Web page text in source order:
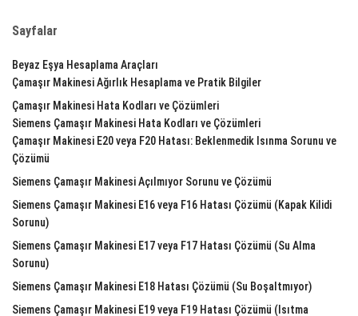
Sayfalar
Beyaz Eşya Hesaplama Araçları
Çamaşır Makinesi Ağırlık Hesaplama ve Pratik Bilgiler
Çamaşır Makinesi Hata Kodları ve Çözümleri
Siemens Çamaşır Makinesi Hata Kodları ve Çözümleri
Çamaşır Makinesi E20 veya F20 Hatası: Beklenmedik Isınma Sorunu ve
Çözümü
Siemens Çamaşır Makinesi Açılmıyor Sorunu ve Çözümü
Siemens Çamaşır Makinesi E16 veya F16 Hatası Çözümü (Kapak Kilidi
Sorunu)
Siemens Çamaşır Makinesi E17 veya F17 Hatası Çözümü (Su Alma
Sorunu)
Siemens Çamaşır Makinesi E18 Hatası Çözümü (Su Boşaltmıyor)
Siemens Çamaşır Makinesi E19 veya F19 Hatası Çözümü (Isıtma